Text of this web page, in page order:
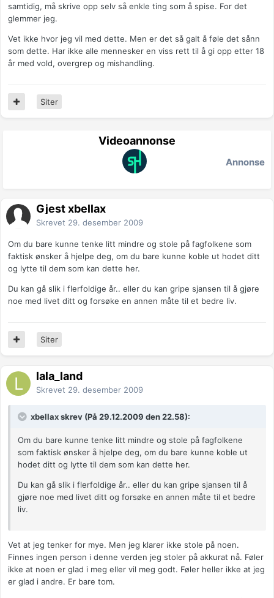
samtidig, må skrive opp selv så enkle ting som å spise. For det
glemmer jeg.
Vet ikke hvor jeg vil med dette. Men er det så galt å føle det sånn
som dette. Har ikke alle mennesker en viss rett til å gi opp etter 18
år med vold, overgrep og mishandling.
Siter
Videoannonse
Annonse
Gjest xbellax
Skrevet 29. desember 2009
Om du bare kunne tenke litt mindre og stole på fagfolkene som
faktisk ønsker å hjelpe deg, om du bare kunne koble ut hodet ditt
og lytte til dem som kan dette her.
Du kan gå slik i flerfoldige år.. eller du kan gripe sjansen til å gjøre
noe med livet ditt og forsøke en annen måte til et bedre liv.
Siter
lala_land
Skrevet 29. desember 2009
xbellax skrev (På 29.12.2009 den 22.58):
Om du bare kunne tenke litt mindre og stole på fagfolkene
som faktisk ønsker å hjelpe deg, om du bare kunne koble ut
hodet ditt og lytte til dem som kan dette her.
Du kan gå slik i flerfoldige år.. eller du kan gripe sjansen til å
gjøre noe med livet ditt og forsøke en annen måte til et bedre
liv.
Vet at jeg tenker for mye. Men jeg klarer ikke stole på noen.
Finnes ingen person i denne verden jeg stoler på akkurat nå. Føler
ikke at noen er glad i meg eller vil meg godt. Føler heller ikke at jeg
er glad i andre. Er bare tom.